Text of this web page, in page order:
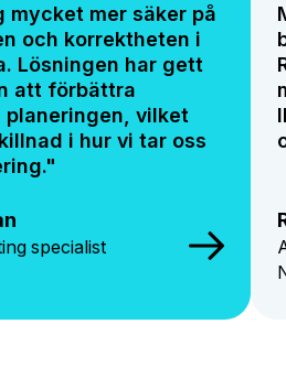
mycket mer säker på
och korrektheten i
Lösningen har gett
att förbättra
vilket
i hur vi tar oss
specialist